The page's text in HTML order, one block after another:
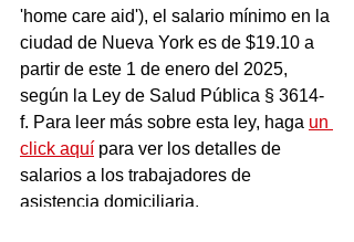
'home care aid'), el salario mínimo en la
ciudad de Nueva York es de $19.10 a
partir de este 1 de enero del 2025,
según la Ley de Salud Pública § 3614-
f. Para leer más sobre esta ley, haga un
click aquí para ver los detalles de
salarios a los trabajadores de
asistencia domiciliaria.